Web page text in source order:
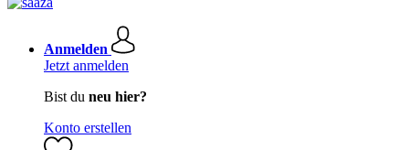
Anmelden
Jetzt anmelden
Bist du neu hier?
Konto erstellen